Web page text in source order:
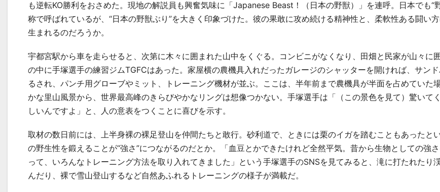
も逆転KO勝利をおさめた。現地の解説員も興奮気味に「Japanese Beast ！（日本の野獣）」を連呼。日本でも“
称で呼ばれているが、“日本の野獣ぶり”を大きく印象づけた。彼の果敢に攻め続ける精神性と、柔軟性ある闘い
生まれるのだろうか。
宇都宮駅から車を走らせると、次第に木々に囲まれた山中をくぐる。コンビニがなくなり、田畑と民家が山々に
の中に手塚選手の練習ジムTGFCはあった。家屋横の農機具入れだったガレージのシャッターを開ければ、サン
るされ、パンチ用グローブやミット、トレーニング機材が並ぶ。ここは、半年前まで農機具が半面を占めていた
かな里山風景から、世界最高峰のきらびやかなリングは想像つかない。手塚選手は「（この景色を見て）驚いて
しいんですよ」と、人の意表をつくことに喜びを示す。
取材の数日前には、上半身裸の裸足登山を仲間たちと敢行。砂利道で、ときには栗のイガを踏むこともあったと
の野生性を鍛えることが“強さ”につながるのだとか。「血豆とかできたけれど全然平気。昔から生物としての強
って、いろんなトレーニング方法を取り入れてきました」という手塚選手のSNSを見てみると、滝に打たれたり
んだり、裸で雪山登山するなど自然あふれるトレーニングの様子が満載だ。